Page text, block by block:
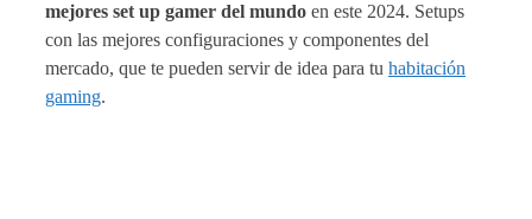
mejores set up gamer del mundo en este 2024. Setups
con las mejores configuraciones y componentes del
mercado, que te pueden servir de idea para tu habitación
gaming.